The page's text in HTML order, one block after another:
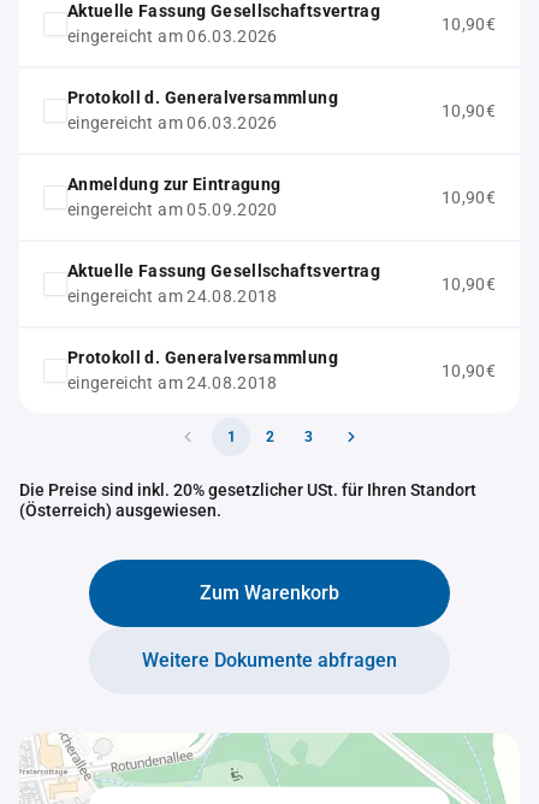
Aktuelle Fassung Gesellschaftsvertrag
eingereicht am 06.03.2026
10,90€
Protokoll d. Generalversammlung
eingereicht am 06.03.2026
10,90€
Anmeldung zur Eintragung
eingereicht am 05.09.2020
10,90€
Aktuelle Fassung Gesellschaftsvertrag
eingereicht am 24.08.2018
10,90€
Protokoll d. Generalversammlung
eingereicht am 24.08.2018
10,90€
1 2 3
Die Preise sind inkl. 20% gesetzlicher USt. für Ihren Standort
(Österreich) ausgewiesen.
Zum Warenkorb
Weitere Dokumente abfragen